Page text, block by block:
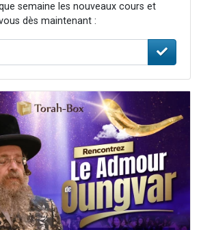
semaine les nouveaux cours et
dès maintenant :